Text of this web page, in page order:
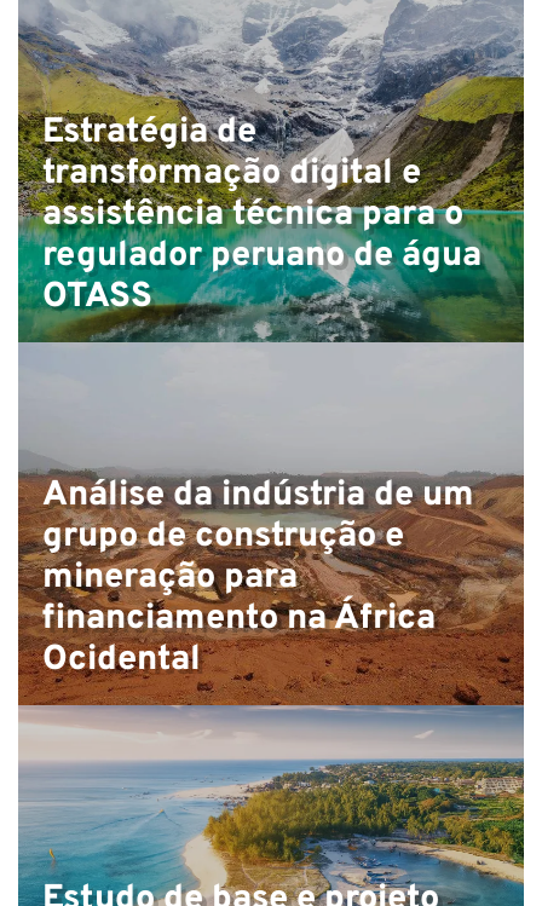
Estratégia de
transformação digital e
assistência técnica para o
regulador peruano de água
OTASS
Análise da indústria de um
grupo de construção e
mineração para
financiamento na África
Ocidental